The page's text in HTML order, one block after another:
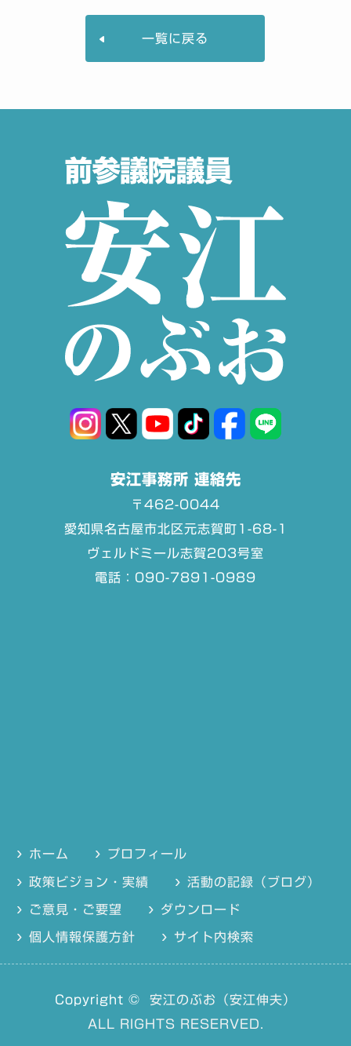
一覧に戻る
安江事務所 連絡先
〒462-0044
愛知県名古屋市北区元志賀町1-68-1
ヴェルドミール志賀203号室
電話：090-7891-0989
ホーム プロフィール
政策ビジョン・実績 活動の記録（ブログ）
ご意見・ご要望 ダウンロード
個人情報保護方針 サイト内検索
Copyright © 安江のぶお（安江伸夫）
ALL RIGHTS RESERVED.